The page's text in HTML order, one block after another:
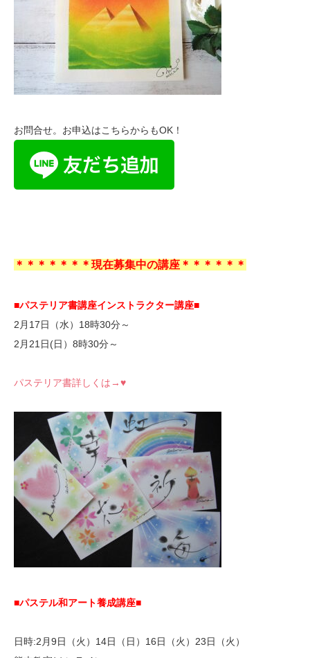
お問合せ。お申込はこちらからもOK！
＊＊＊＊＊＊＊現在募集中の講座＊＊＊＊＊＊
■パステリア書講座インストラクター講座■
2月17日（水）18時30分～
2月21日(日）8時30分～
パステリア書詳しくは→♥
■パステル和アート養成講座■
日時:2月9日（火）14日（日）16日（火）23日（火）